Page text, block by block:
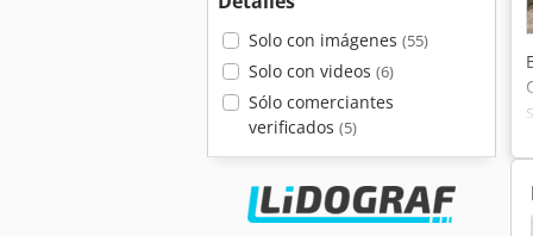
Solo con imágenes (55)
Solo con videos (6)
Sólo comerciantes
verificados (5)